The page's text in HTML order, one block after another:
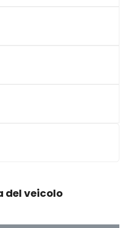
del veicolo